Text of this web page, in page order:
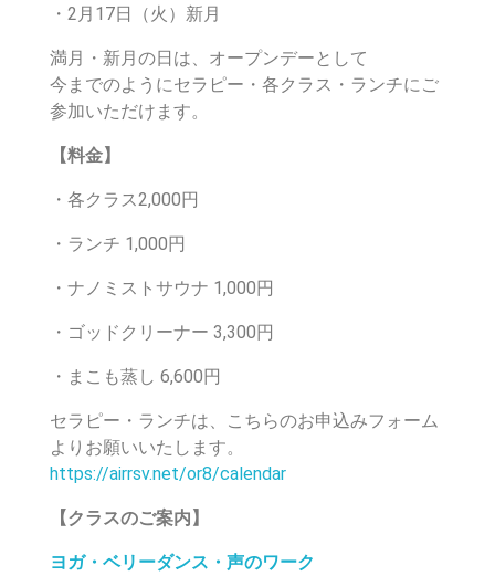
・2月17日（火）新月
満月・新月の日は、オープンデーとして
今までのようにセラピー・各クラス・ランチにご
参加いただけます。
【料金】
・各クラス2,000円
・ランチ 1,000円
・ナノミストサウナ 1,000円
・ゴッドクリーナー 3,300円
・まこも蒸し 6,600 円
セラピー・ランチは、こちらのお申込みフォーム
よりお願いいたします。
https://airrsv.net/or8/calendar
【クラスのご案内】
ヨガ・ベリーダンス・声のワーク